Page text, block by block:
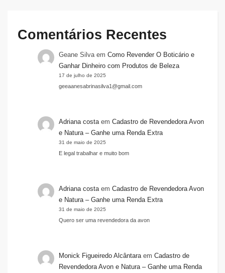
Comentários Recentes
Geane Silva emComo Revender O Boticário e
Ganhar Dinheiro com Produtos de Beleza
17 de julho de 2025
geeaanesabrinasilva1@gmail.com
Adriana costa emCadastro de Revendedora Avon
e Natura – Ganhe uma Renda Extra
31 de maio de 2025
E legal trabalhar e muito bom
Adriana costa emCadastro de Revendedora Avon
e Natura – Ganhe uma Renda Extra
31 de maio de 2025
Quero ser uma revendedora da avon
Monick Figueiredo Alcântara emCadastro de
Revendedora Avon e Natura – Ganhe uma Renda